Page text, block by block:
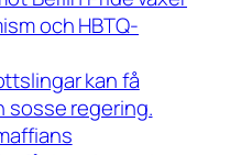
och HBTQ-
kan få
sosse regering.